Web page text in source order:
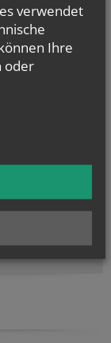
Nothelfer, Hl.
verwendet
Ihre
oder